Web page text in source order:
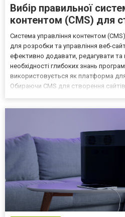
Вибір правильної
контентом (CMS) для
Система управління контентом
для розробки та управління веб-
ефективно додавати, редагувати та
необхідності глибоких знань
використовується як платформа
Обираючи CMS для створення